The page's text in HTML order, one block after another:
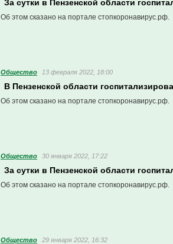
За сутки в Пензенской области
Об этом сказано на портале стопкоронавирус.рф.
Общество 13 февраля 2022, 18:00
В Пензенской области
Об этом сказано на портале стопкоронавирус.рф.
Общество 30 января 2022, 17:22
За сутки в Пензенской области
Об этом сказано на портале стопкоронавирус.рф.
Общество 29 января 2022, 16:32